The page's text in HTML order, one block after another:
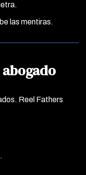
las mentiras.
Reel Fathers